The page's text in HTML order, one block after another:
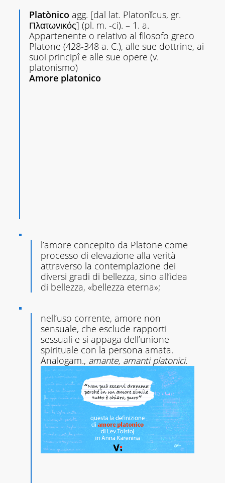
Platònico agg. [dal lat. Platonĭcus, gr.
Πλατωνικός] (pl. m. -ci). – 1. a.
Appartenente o relativo al filosofo greco
Platone (428-348 a. C.), alle sue dottrine, ai
suoi principî e alle sue opere (v.
platonismo)
Amore platonico
l’amore concepito da Platone come
processo di elevazione alla verità
attraverso la contemplazione dei
diversi gradi di bellezza, sino all’idea
di bellezza, «bellezza eterna»;
nell’uso corrente, amore non
sensuale, che esclude rapporti
sessuali e si appaga dell’unione
spirituale con la persona amata.
Analogam., amante, amanti platonici.